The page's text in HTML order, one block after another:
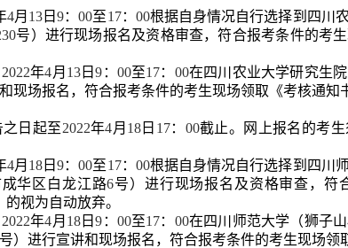
4月 13 日9：00至17： 00根据自身情况自行选择到四川
号）进行现场报名及资格审查，符合报考条件的考
2022年4月 13日9 ： 00至17： 00在四川农业大学研究生
现场报名，符合报考条件的考生现场领取《考核通知
日起至2022年4月 18 日 17： 00截止。网上报名的考
4月 18 日9：00至17： 00根据自身情况自行选择到四川
华区白龙江路6号）进行现场报名及资格审查，符
视为自动放弃。
2022年4月 18日9 ： 00至17： 00在四川师范大学（狮子
号）进行宣讲和现场报名，符合报考条件的考生现场领